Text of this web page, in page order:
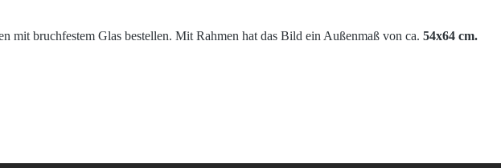
bruchfestem Glas bestellen. Mit Rahmen hat das Bild ein Außenmaß von ca. 54x64 cm.